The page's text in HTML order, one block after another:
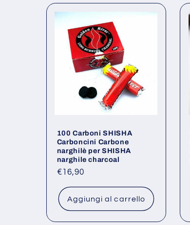
100 Carboni SHISHA
Carboncini Carbone
narghilè per SHISHA
narghile charcoal
Prezzo
listino
€16,90
Aggiungi al carrello